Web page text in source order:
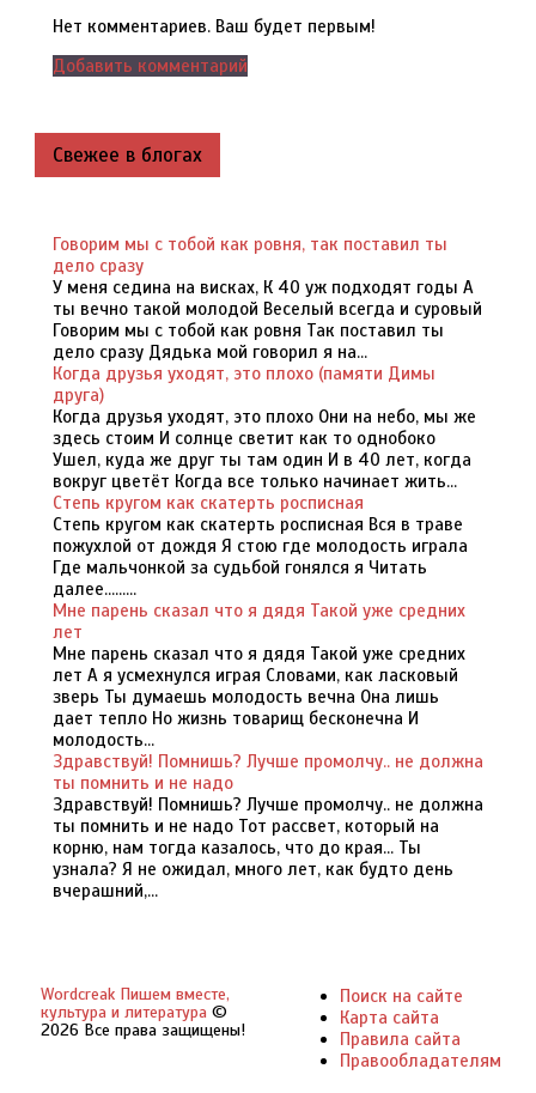
Нет комментариев. Ваш будет первым!
Добавить комментарий
Свежее в блогах
Говорим мы с тобой как ровня, так поставил ты
дело сразу
У меня седина на висках, К 40 уж подходят годы А
ты вечно такой молодой Веселый всегда и суровый
Говорим мы с тобой как ровня Так поставил ты
дело сразу Дядька мой говорил я на...
Когда друзья уходят, это плохо (памяти Димы
друга)
Когда друзья уходят, это плохо Они на небо, мы же
здесь стоим И солнце светит как то однобоко
Ушел, куда же друг ты там один И в 40 лет, когда
вокруг цветёт Когда все только начинает жить...
Степь кругом как скатерть росписная
Степь кругом как скатерть росписная Вся в траве
пожухлой от дождя Я стою где молодость играла
Где мальчонкой за судьбой гонялся я Читать
далее.........
Мне парень сказал что я дядя Такой уже средних
лет
Мне парень сказал что я дядя Такой уже средних
лет А я усмехнулся играя Словами, как ласковый
зверь Ты думаешь молодость вечна Она лишь
дает тепло Но жизнь товарищ бесконечна И
молодость...
Здравствуй! Помнишь? Лучше промолчу.. не должна
ты помнить и не надо
Здравствуй! Помнишь? Лучше промолчу.. не должна
ты помнить и не надо Тот рассвет, который на
корню, нам тогда казалось, что до края... Ты
узнала? Я не ожидал, много лет, как будто день
вчерашний,...
Поиск на сайте
Карта сайта
Правила сайта
Правообладателям
Wordcreak Пишем вместе,
культура и литература ©
2026 Все права защищены!